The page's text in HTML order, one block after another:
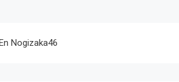
Nogizaka46